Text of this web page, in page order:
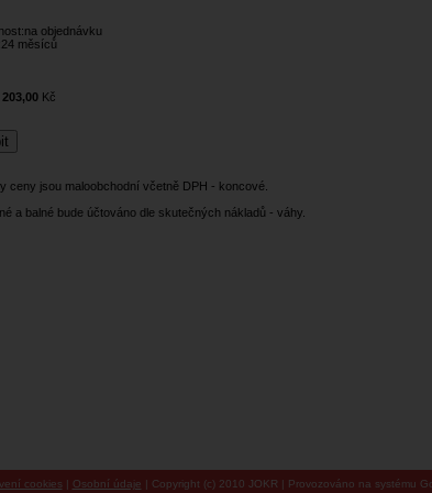
objednávku
měsíců
Kč
ceny jsou maloobchodní včetně DPH - koncové.
a balné bude účtováno dle skutečných nákladů - váhy.
cookies | Osobní údaje | Copyright (c) 2010 JOKR | Provozováno na systému